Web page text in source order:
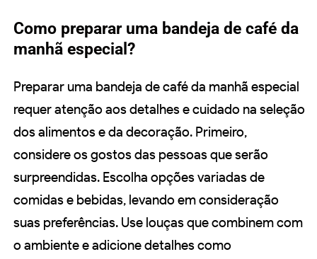
Como preparar uma bandeja de café da
manhã especial?
Preparar uma bandeja de café da manhã especial
requer atenção aos detalhes e cuidado na seleção
dos alimentos e da decoração. Primeiro,
considere os gostos das pessoas que serão
surpreendidas. Escolha opções variadas de
comidas e bebidas, levando em consideração
suas preferências. Use louças que combinem com
o ambiente e adicione detalhes como